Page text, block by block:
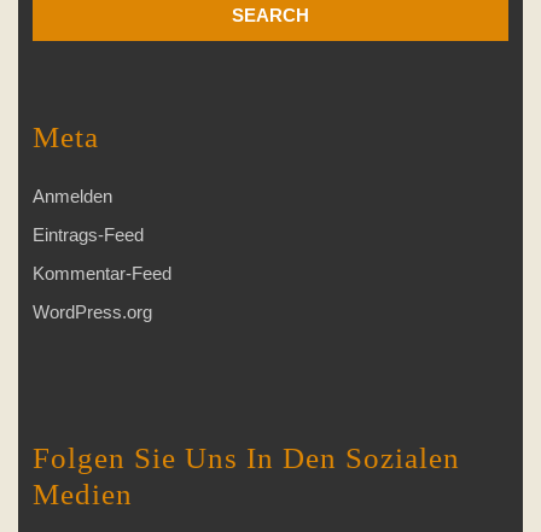
Meta
Anmelden
Eintrags-Feed
Kommentar-Feed
WordPress.org
Folgen Sie Uns In Den Sozialen
Medien